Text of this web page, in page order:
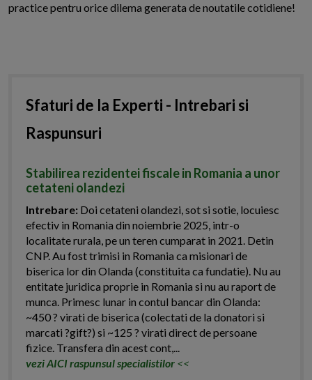
practice pentru orice dilema generata de noutatile cotidiene!
Sfaturi de la Experti - Intrebari si
Raspunsuri
Stabilirea rezidentei fiscale in Romania a unor
cetateni olandezi
Intrebare: Doi cetateni olandezi, sot si sotie, locuiesc
efectiv in Romania din noiembrie 2025, intr-o
localitate rurala, pe un teren cumparat in 2021. Detin
CNP. Au fost trimisi in Romania ca misionari de
biserica lor din Olanda (constituita ca fundatie). Nu au
entitate juridica proprie in Romania si nu au raport de
munca. Primesc lunar in contul bancar din Olanda:
~450 ? virati de biserica (colectati de la donatori si
marcati ?gift?) si ~125 ? virati direct de persoane
fizice. Transfera din acest cont,...
vezi AICI raspunsul specialistilor <<